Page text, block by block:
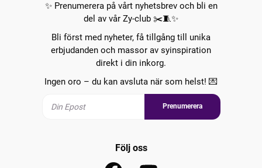
✨ Prenumerera på vårt nyhetsbrev och bli en
del av vår Zy-club ✂️🧵✨
Bli först med nyheter, få tillgång till unika
erbjudanden och massor av syinspiration
direkt i din inkorg.
Ingen oro – du kan avsluta när som helst! 💌
Prenumerera
Följ oss